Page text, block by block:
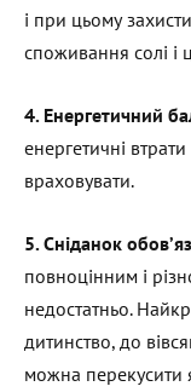
і при цьому
споживання солі і
4. Енергетичний
енергетичні
враховувати.
5. Сніданок
повноцінним і
недостатньо.
дитинство, до
можна перекусити